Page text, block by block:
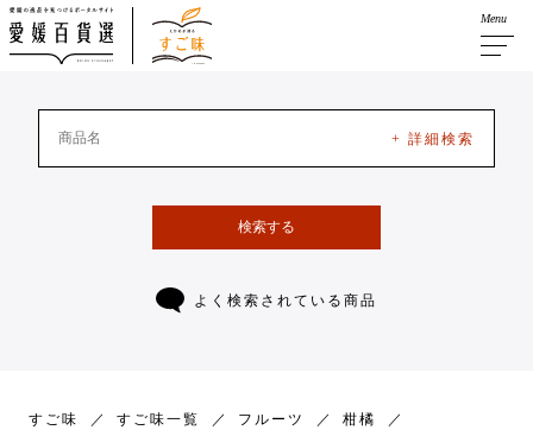
Menu
+ 詳細検索
検索する
よく検索されている商品
すご味 すご味一覧 フルーツ
柑橘